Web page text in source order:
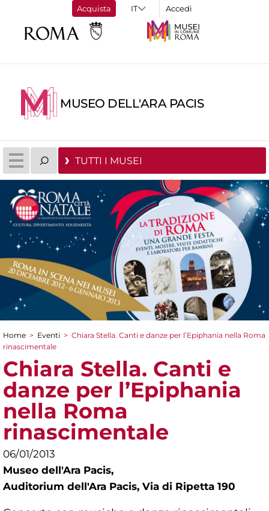
Acquista Accedi
MUSEO DELL'ARA PACIS
TUTTI I MUSEI
Tu sei qui
Home > Eventi > Chiara Stella. Canti e danze per l’Epiphania nella Roma
rinascimentale
Chiara Stella. Canti e
danze per l’Epiphania
nella Roma
rinascimentale
06/01/2013
Museo dell'Ara Pacis,
Auditorium dell'Ara Pacis, Via di Ripetta 190